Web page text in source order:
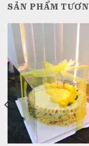
SẢN PHẨM